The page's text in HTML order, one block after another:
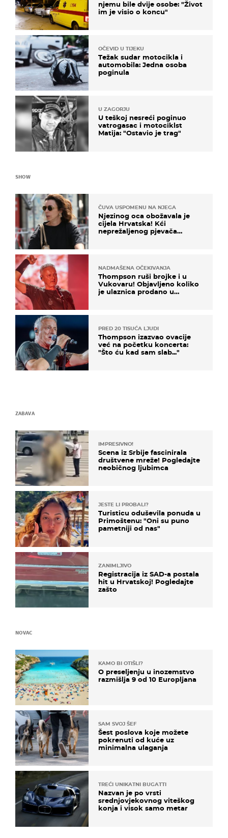
njemu bile dvije osobe: "Život
im je visio o koncu"
OČEVID U TIJEKU
Težak sudar motocikla i
automobila: Jedna osoba
poginula
U ZAGORJU
U teškoj nesreći poginuo
vatrogasac i motociklst
Matija: "Ostavio je trag"
SHOW
ČUVA USPOMENU NA NJEGA
Njezinog oca obožavala je
cijela Hrvatska! Kći
neprežaljenog pjevača
NADMAŠENA OČEKIVANJA
Thompson ruši brojke i u
Vukovaru! Objavljeno koliko
je ulaznica prodano u
PRED 20 TISUĆA LJUDI
Thompson izazvao ovacije
već na početku koncerta:
"Što ću kad sam slab..."
ZABAVA
IMPRESIVNO!
Scena iz Srbije fascinirala
društvene mreže! Pogledajte
neobičnog ljubimca
JESTE LI PROBALI?
Turisticu oduševila ponuda u
Primoštenu: "Oni su puno
pametniji od nas"
ZANIMLJIVO
Registracija iz SAD-a postala
hit u Hrvatskoj! Pogledajte
zašto
NOVAC
KAMO BI OTIŠLI?
O preseljenju u inozemstvo
razmišlja 9 od 10 Europljana
SAM SVOJ ŠEF
Šest poslova koje možete
pokrenuti od kuće uz
minimalna ulaganja
TREĆI UNIKATNI BUGATTI
Nazvan je po vrsti
srednjovjekovnog viteškog
konja i visok samo metar